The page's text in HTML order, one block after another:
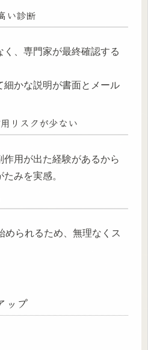
い診断
、専門家が最終確認する
細かな説明が書面とメール
リスクが少ない
用が出た経験があるから
みを実感。
められるため、無理なくス
ップ